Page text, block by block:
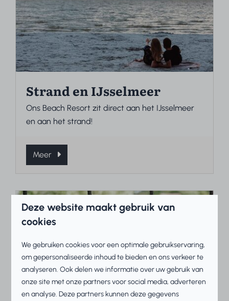
Strand en IJsselmeer
Ons Beach Resort zit direct aan het IJsselmeer
en aan het strand!
Meer
Op het park
Deze website maakt gebruik van
cookies
We gebruiken cookies voor een optimale gebruikservaring,
om gepersonaliseerde inhoud te bieden en ons verkeer te
analyseren. Ook delen we informatie over uw gebruik van
onze site met onze partners voor social media, adverteren
en analyse. Deze partners kunnen deze gegevens